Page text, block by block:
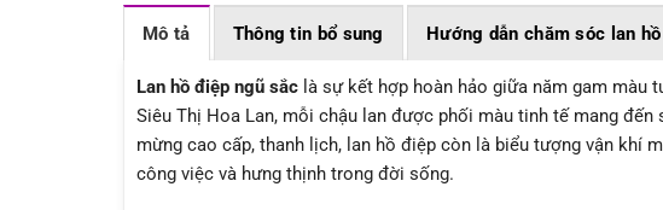
Mô tả Thông tin bổ sung Hướng dẫn chăm sóc lan
Lan hồ điệp ngũ sắc là sự kết hợp hoàn hảo giữa năm gam màu
Siêu Thị Hoa Lan, mỗi chậu lan được phối màu tinh tế mang
mừng cao cấp, thanh lịch, lan hồ điệp còn là biểu tượng vận khí
công việc và hưng thịnh trong đời sống.